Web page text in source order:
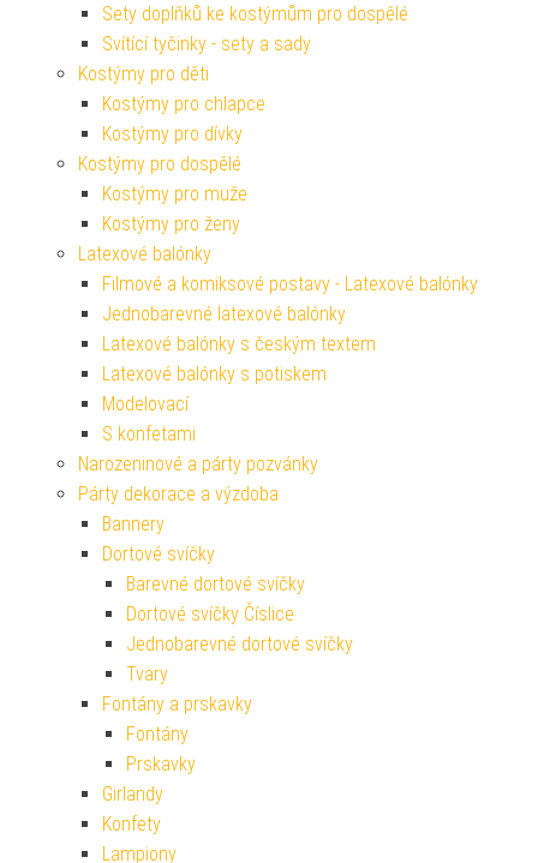
Sety doplňků ke kostýmům pro dospělé
Svítící tyčinky - sety a sady
Kostýmy pro děti
Kostýmy pro chlapce
Kostýmy pro dívky
Kostýmy pro dospělé
Kostýmy pro muže
Kostýmy pro ženy
Latexové balónky
Filmové a komiksové postavy - Latexové balónky
Jednobarevné latexové balónky
Latexové balónky s českým textem
Latexové balónky s potiskem
Modelovací
S konfetami
Narozeninové a párty pozvánky
Párty dekorace a výzdoba
Bannery
Dortové svíčky
Barevné dortové svíčky
Dortové svíčky Číslice
Jednobarevné dortové svíčky
Tvary
Fontány a prskavky
Fontány
Prskavky
Girlandy
Konfety
Lampiony